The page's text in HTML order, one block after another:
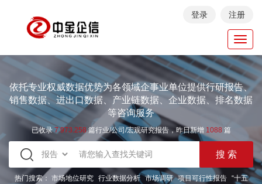
登录 注册
依托专业权威数据优势为各领域企事业单位提供行研报告、
销售数据、进出口数据、产业链数据、企业数据、排名数据
等咨询服务
已收录7.973.258篇行业/公司/宏观研究报告，昨日新增 1088 篇
热门搜索： 市场地位研究 行业数据分析 市场调研 项目可行性报告
“十五